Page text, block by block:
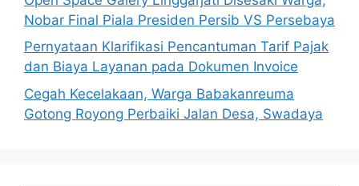
Nobar Final Piala Presiden Persib VS Persebaya
Pernyataan Klarifikasi Pencantuman Tarif Pajak
dan Biaya Layanan pada Dokumen Invoice
Cegah Kecelakaan, Warga Babakanreuma
Gotong Royong Perbaiki Jalan Desa, Swadaya